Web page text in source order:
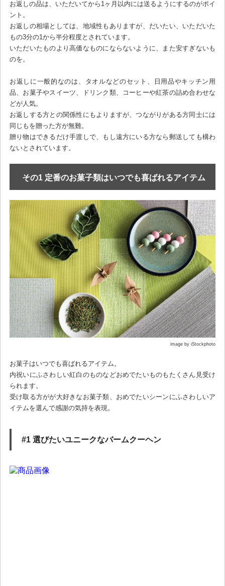
お返しの品は、いただいてから1ヶ月以内には送るようにするのがポイ
ント。
お返しの相場としては、地域性もありますが、だいたい、いただいた
もの3分の1から半分程度とされています。
いただいたものより高価なものにならないように、また安すぎないも
のを。
お返しに一般的なのは、タオルなどのセット、日用品やキッチン用
品、お菓子やスイーツ、ドリンク類、コーヒーや紅茶の詰め合わせな
どが人気。
お返しする方との関係性にもよりますが、つながりがある方同士には
同じもを贈った方が無難。
贈り物はできるだけ手渡しで、もし遠方にいる方なら郵送しても構わ
ないとされています。
その1 定番のお菓子類はいつでも喜ばれるアイテム
image by iStockphoto
お菓子はいつでも喜ばれるアイテム。
内祝いにふさわしい紅白のものなどおめでたいものもたくさん見受け
られます。
受け取る方がが大好きなお菓子類、おめでたいシーンにふさわしいア
イテムを選んで感謝の気持を表現。
#1 選びたいユニークなバームクーヘン